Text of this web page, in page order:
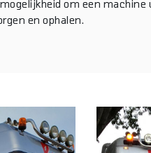
om een
en ophalen.